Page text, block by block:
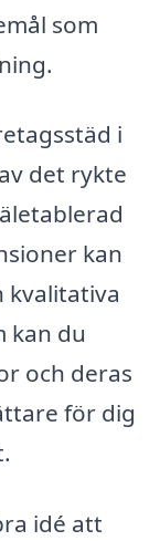
som
i
det rykte
kan
kvalitativa
kan du
och deras
för dig
idé att